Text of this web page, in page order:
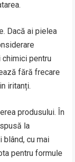
Dacă ai pielea
pentru
fără frecare
iritanți.
produsului. În
la
blând, cu mai
pentru formule